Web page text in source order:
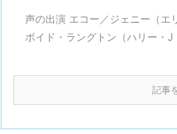
声の出演 エコー／ジェニー（エ
ボイド・ラングトン（ハリー・J
記事